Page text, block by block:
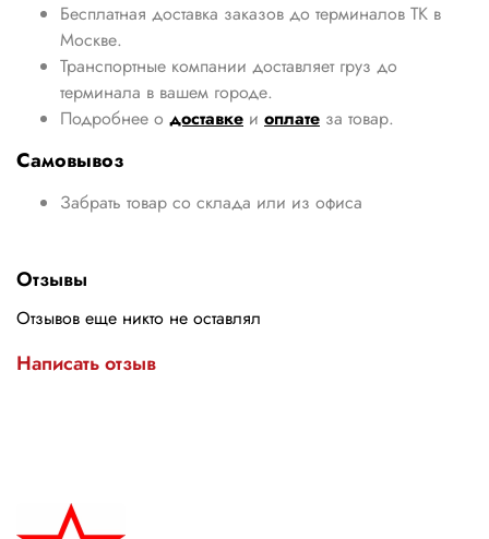
Бесплатная доставка заказов до терминалов ТК в
Москве.
Транспортные компании доставляет груз до
терминала в вашем городе.
Подробнее о доставке и оплате за товар.
Самовывоз
Забрать товар со склада или из офиса
Отзывы
Отзывов еще никто не оставлял
Написать отзыв